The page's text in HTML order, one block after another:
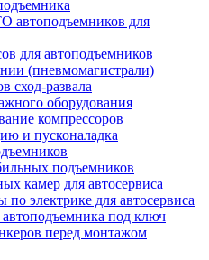
автоподъемников для
для автоподъемников
(пневмомагистрали)
сход-развала
оборудования
компрессоров
и пусконаладка
подъемников
камер для автосервиса
электрике для автосервиса
под ключ
перед монтажом